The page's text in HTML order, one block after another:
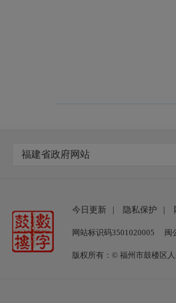
福建省政府网站
今日更新 隐私保护
网站标识码3501020005 闽
版权所有：© 福州市鼓楼区